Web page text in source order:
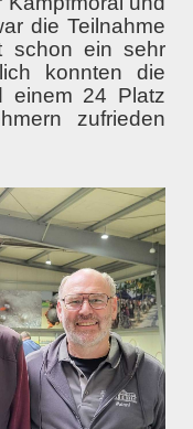
die Teilnahme
schon ein sehr
konnten die
einem 24 Platz
zufrieden